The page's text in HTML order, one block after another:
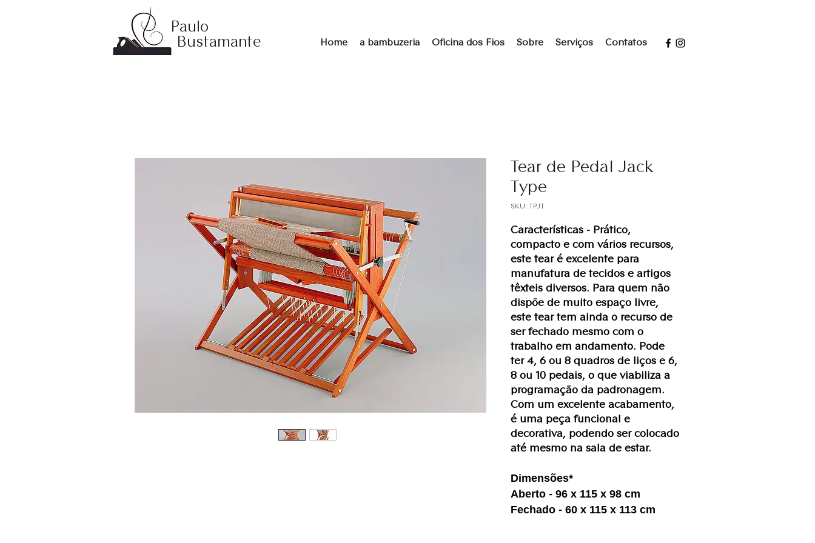
Paulo
Bustamante
Home a bambuzeria Oficina dos Fios Sobre Serviços Contatos
Tear de Pedal Jack
Type
SKU: TPJT
Características - Prático,
compacto e com vários recursos,
este tear é excelente para
manufatura de tecidos e artigos
têxteis diversos. Para quem não
dispõe de muito espaço livre,
este tear tem ainda o recurso de
ser fechado mesmo com o
trabalho em andamento. Pode
ter 4, 6 ou 8 quadros de liços e 6,
8 ou 10 pedais, o que viabiliza a
programação da padronagem.
Com um excelente acabamento,
é uma peça funcional e
decorativa, podendo ser colocado
até mesmo na sala de estar.
Dimensões*
Aberto - 96 x 115 x 98 cm
Fechado - 60 x 115 x 113 cm